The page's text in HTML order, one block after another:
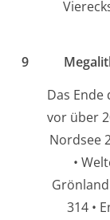
9
Das Ende
vor über
Nordsee
•
314 •